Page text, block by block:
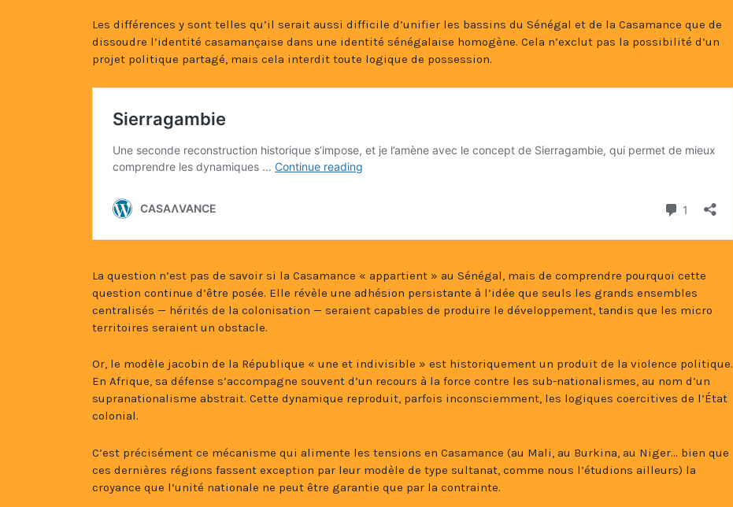
Les différences y sont telles qu’il serait aussi difficile d’unifier les bassins du Sénégal et de la Casamance que de
dissoudre l’identité casamançaise dans une identité sénégalaise homogène. Cela n’exclut pas la possibilité d’un
projet politique partagé, mais cela interdit toute logique de possession.
La question n’est pas de savoir si la Casamance « appartient » au Sénégal, mais de comprendre pourquoi cette
question continue d’être posée. Elle révèle une adhésion persistante à l’idée que seuls les grands ensembles
centralisés — hérités de la colonisation — seraient capables de produire le développement, tandis que les micro
territoires seraient un obstacle.
Or, le modèle jacobin de la République « une et indivisible » est historiquement un produit de la violence politique.
En Afrique, sa défense s’accompagne souvent d’un recours à la force contre les sub-nationalismes, au nom d’un
supranationalisme abstrait. Cette dynamique reproduit, parfois inconsciemment, les logiques coercitives de l’État
colonial.
C’est précisément ce mécanisme qui alimente les tensions en Casamance (au Mali, au Burkina, au Niger… bien que
ces dernières régions fassent exception par leur modèle de type sultanat, comme nous l’étudions ailleurs) la
croyance que l’unité nationale ne peut être garantie que par la contrainte.